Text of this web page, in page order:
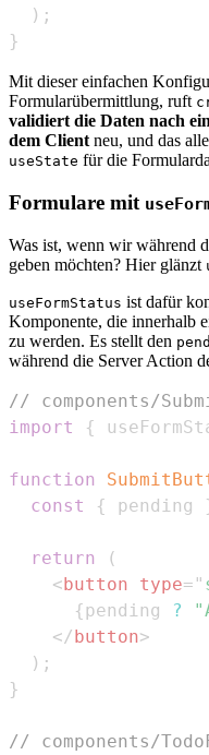
) ;
}
Mit dieser einfachen
Formularübermittlung, ruft
validiert die Daten nach
dem Client neu, und das
useState für die
Formulare mit
Was ist, wenn wir während
geben möchten? Hier glänzt
useFormStatus ist dafür
Komponente, die innerhalb
zu werden. Es stellt den
während die Server Action
// components/
import
{
function
const
{ pending
return
(
<button type= "
{pending ?
</button>
) ;
}
// components/